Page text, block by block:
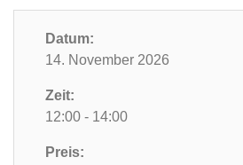
Datum:
14. November 2026
Zeit:
12:00 - 14:00
Preis: